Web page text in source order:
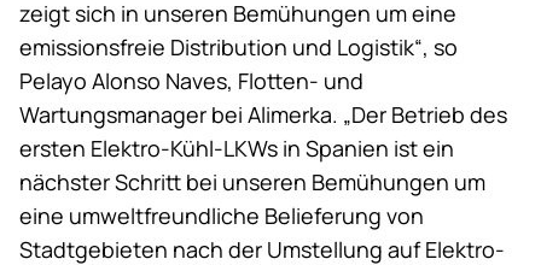
zeigt sich in unseren Bemühungen um eine
emissionsfreie Distribution und Logistik“, so
Pelayo Alonso Naves, Flotten- und
Wartungsmanager bei Alimerka. „Der Betrieb des
ersten Elektro-Kühl-LKWs in Spanien ist ein
nächster Schritt bei unseren Bemühungen um
eine umweltfreundliche Belieferung von
Stadtgebieten nach der Umstellung auf Elektro-